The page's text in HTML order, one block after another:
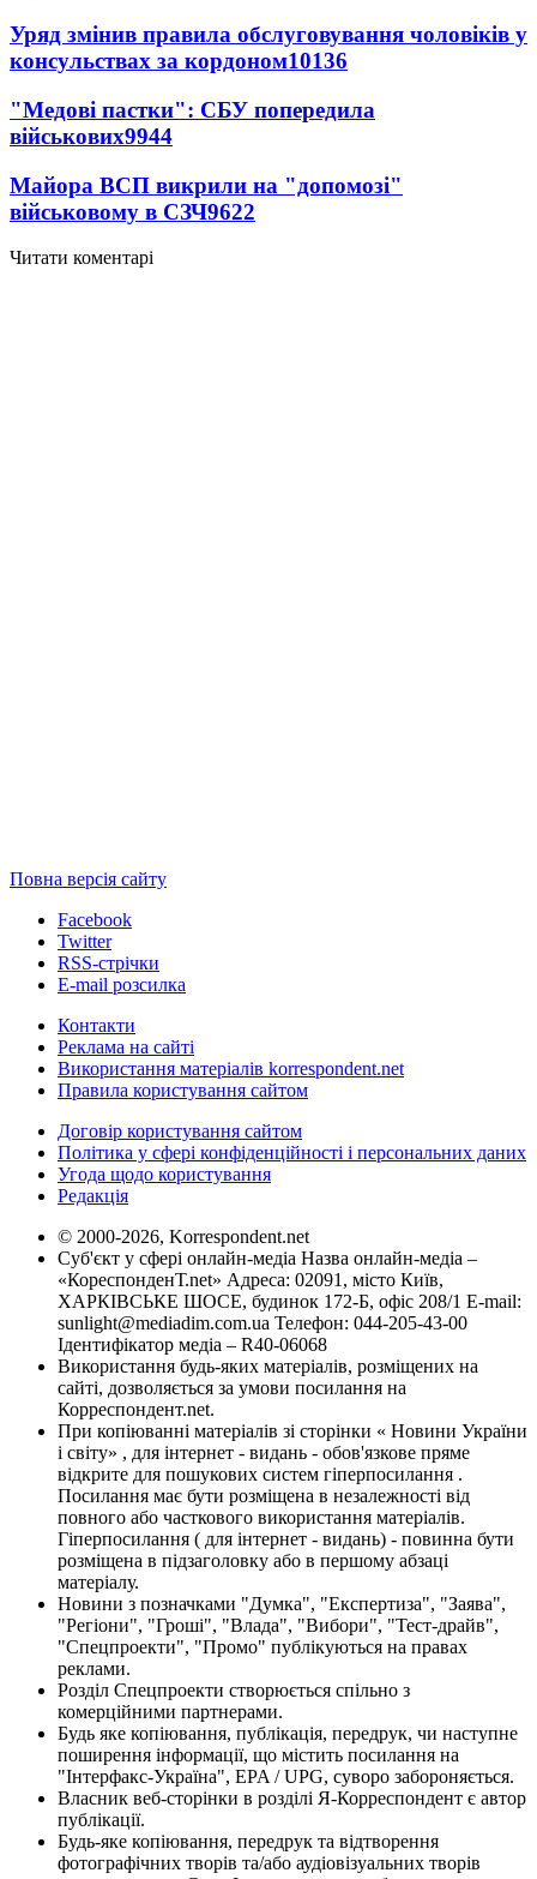
Уряд змінив правила обслуговування чоловіків у
консульствах за кордоном10136
"Медові пастки": СБУ попередила
військових9944
Майора ВСП викрили на "допомозі"
військовому в СЗЧ9622
Читати коментарі
Повна версія сайту
Facebook
Twitter
RSS-стрічки
E-mail розсилка
Контакти
Реклама на сайті
Використання матеріалів korrespondent.net
Правила користування сайтом
Договір користування сайтом
Політика у сфері конфіденційності і персональних даних
Угода щодо користування
Редакція
© 2000-2026, Korrespondent.net
Суб'єкт у сфері онлайн-медіа Назва онлайн-медіа –
«КореспонденТ.net» Адреса: 02091, місто Київ,
ХАРКІВСЬКЕ ШОСЕ, будинок 172-Б, офіс 208/1 E-mail:
sunlight@mediadim.com.ua Телефон: 044-205-43-00
Ідентифікатор медіа – R40-06068
Використання будь-яких матеріалів, розміщених на
сайті, дозволяється за умови посилання на
Корреспондент.net.
При копіюванні матеріалів зі сторінки « Новини України
і світу» , для інтернет - видань - обов'язкове пряме
відкрите для пошукових систем гіперпосилання .
Посилання має бути розміщена в незалежності від
повного або часткового використання матеріалів.
Гіперпосилання ( для інтернет - видань) - повинна бути
розміщена в підзаголовку або в першому абзаці
матеріалу.
Новини з позначками "Думка", "Експертиза", "Заява",
"Регіони", "Гроші", "Влада", "Вибори", "Тест-драйв",
"Спецпроекти", "Промо" публікуються на правах
реклами.
Розділ Спецпроекти створюється спільно з
комерційними партнерами.
Будь яке копіювання, публікація, передрук, чи наступне
поширення інформації, що містить посилання на
"Інтерфакс-Україна", EPA / UPG, суворо забороняється.
Власник веб-сторінки в розділі Я-Корреспондент є автор
публікації.
Будь-яке копіювання, передрук та відтворення
фотографічних творів та/або аудіовізуальних творів